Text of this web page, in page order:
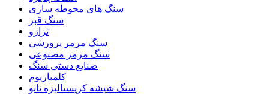
سنگ های محوطه سازی
سنگ قبر
ترازو
سنگ مرمر پرورشی
سنگ مرمر مصنوعی
صنایع دستی سنگ
کلمباریوم
سنگ شیشه کریستالیزه نانو